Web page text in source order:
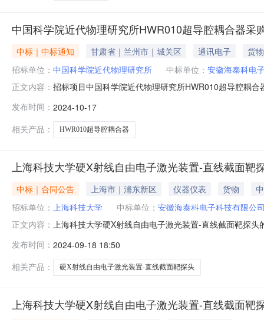
中国科学院近代物理研究所HWR010超导腔耦合器采
中标｜中标通知 甘肃省｜兰州市｜城关区 通讯电子
货物
招标单位： 中国科学院近代物理研究所 中标单位： 安徽海泰科电
正文内容： 招标项目中国科学院近代物理研究所HWR010超导腔耦
发布时间： 2024-10-17
相关产品：
HWR010超导腔耦合器
上海科技大学硬X射线自由电子激光装置-直线截面靶
中标｜合同公告 上海市｜浦东新区 仪器仪表 货物
招标单位： 上海科技大学 中标单位： 安徽海泰科电子科技有限公
正文内容： 上海科技大学硬X射线自由电子激光装置-直线截面靶探
发布时间： 2024-09-18 18:50
相关产品：
硬X射线自由电子激光装置-直线截面靶探头
上海科技大学硬X射线自由电子激光装置-直线截面靶